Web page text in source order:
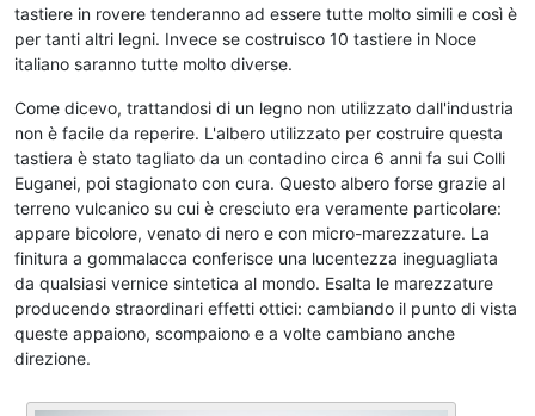
tastiere in rovere tenderanno ad essere tutte molto simili e così è
per tanti altri legni. Invece se costruisco 10 tastiere in Noce
italiano saranno tutte molto diverse.
Come dicevo, trattandosi di un legno non utilizzato dall'industria
non è facile da reperire. L'albero utilizzato per costruire questa
tastiera è stato tagliato da un contadino circa 6 anni fa sui Colli
Euganei, poi stagionato con cura. Questo albero forse grazie al
terreno vulcanico su cui è cresciuto era veramente particolare:
appare bicolore, venato di nero e con micro-marezzature. La
finitura a gommalacca conferisce una lucentezza ineguagliata
da qualsiasi vernice sintetica al mondo. Esalta le marezzature
producendo straordinari effetti ottici: cambiando il punto di vista
queste appaiono, scompaiono e a volte cambiano anche
direzione.